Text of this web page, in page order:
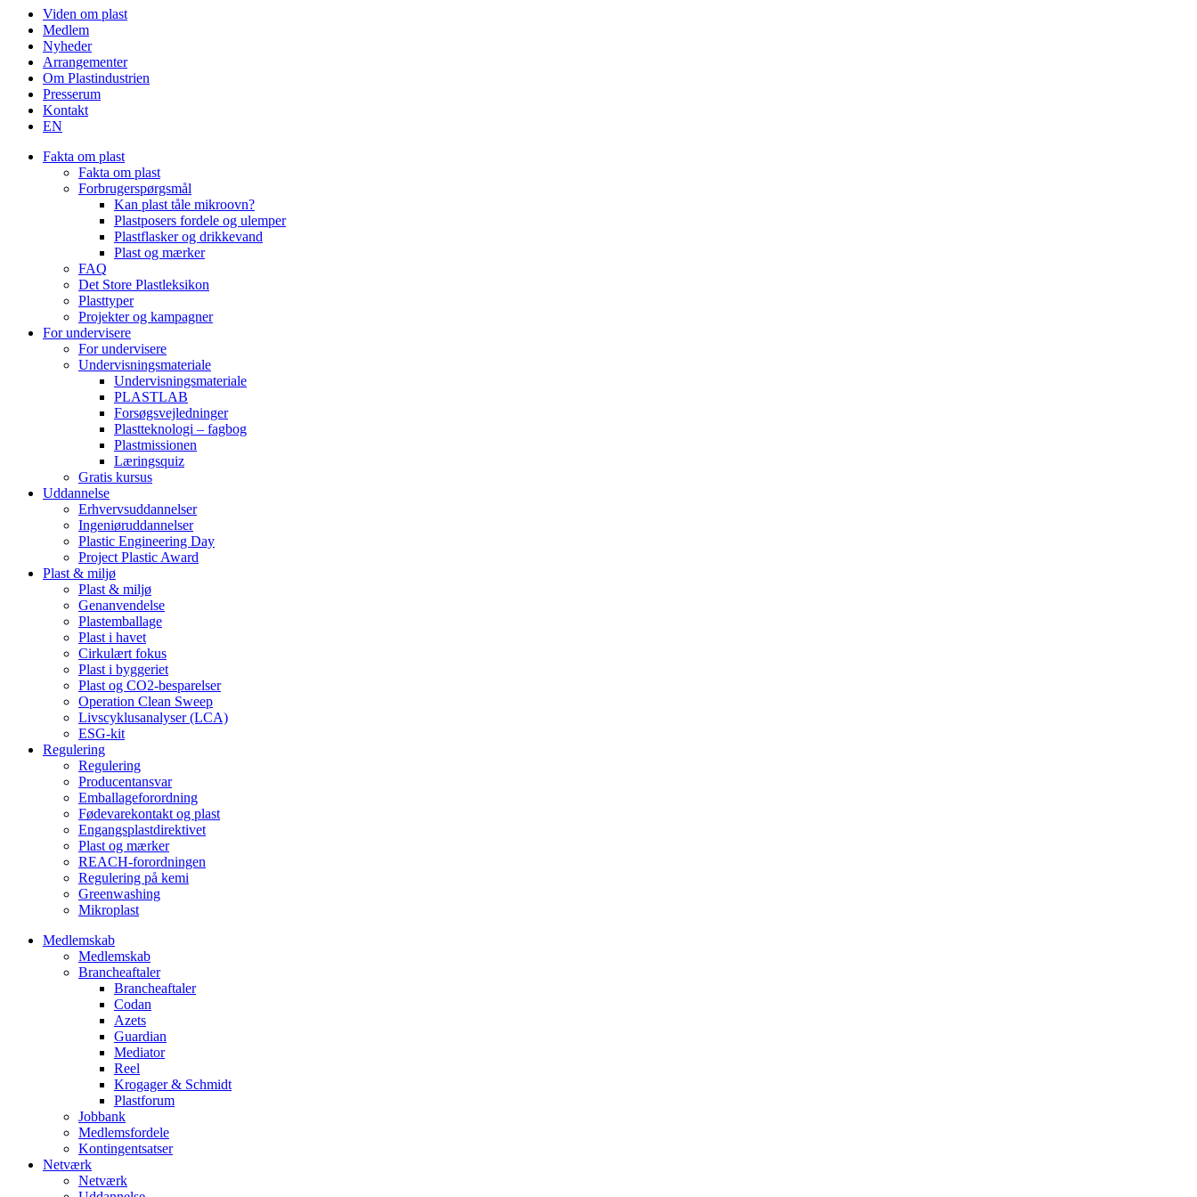
Viden om plast
Medlem
Nyheder
Arrangementer
Om Plastindustrien
Presserum
Kontakt
EN
Fakta om plast
Fakta om plast
Forbrugerspørgsmål
Kan plast tåle mikroovn?
Plastposers fordele og ulemper
Plastflasker og drikkevand
Plast og mærker
FAQ
Det Store Plastleksikon
Plasttyper
Projekter og kampagner
For undervisere
For undervisere
Undervisningsmateriale
Undervisningsmateriale
PLASTLAB
Forsøgsvejledninger
Plastteknologi – fagbog
Plastmissionen
Læringsquiz
Gratis kursus
Uddannelse
Erhvervsuddannelser
Ingeniøruddannelser
Plastic Engineering Day
Project Plastic Award
Plast & miljø
Plast & miljø
Genanvendelse
Plastemballage
Plast i havet
Cirkulært fokus
Plast i byggeriet
Plast og CO2-besparelser
Operation Clean Sweep
Livscyklusanalyser (LCA)
ESG-kit
Regulering
Regulering
Producentansvar
Emballageforordning
Fødevarekontakt og plast
Engangsplastdirektivet
Plast og mærker
REACH-forordningen
Regulering på kemi
Greenwashing
Mikroplast
Medlemskab
Medlemskab
Brancheaftaler
Brancheaftaler
Codan
Azets
Guardian
Mediator
Reel
Krogager & Schmidt
Plastforum
Jobbank
Medlemsfordele
Kontingentsatser
Netværk
Netværk